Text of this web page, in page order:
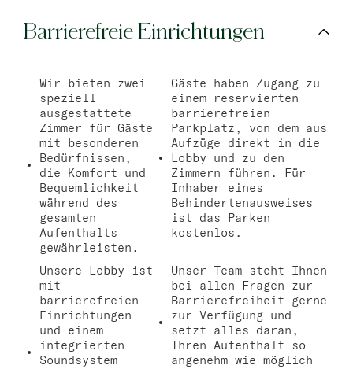
Barrierefreie Einrichtungen
Wir bieten zwei
speziell
ausgestattete
Zimmer für Gäste
mit besonderen
Bedürfnissen,
die Komfort und
Bequemlichkeit
während des
gesamten
Aufenthalts
gewährleisten.
Gäste haben Zugang zu
einem reservierten
barrierefreien
Parkplatz, von dem aus
Aufzüge direkt in die
Lobby und zu den
Zimmern führen. Für
Inhaber eines
Behindertenausweises
ist das Parken
kostenlos.
Unsere Lobby ist
mit
barrierefreien
Einrichtungen
und einem
integrierten
Soundsystem
Unser Team steht Ihnen
bei allen Fragen zur
Barrierefreiheit gerne
zur Verfügung und
setzt alles daran,
Ihren Aufenthalt so
angenehm wie möglich